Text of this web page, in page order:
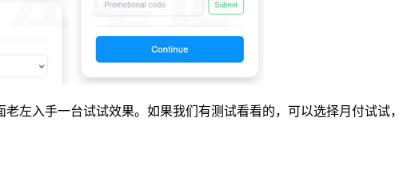
左入手一台试试效果。如果我们有测试看看的，可以选择月付试试